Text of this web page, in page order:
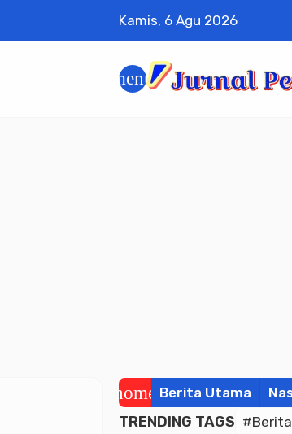
Kamis, 6 Agu 2026
menu
home Berita Utama
TRENDING TAGS